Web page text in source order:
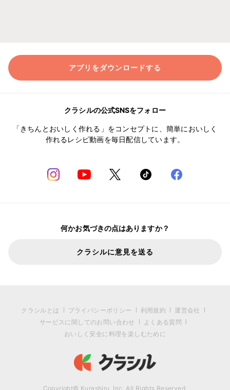
アプリをダウンロードする
クラシルの公式SNSをフォロー
「きちんとおいしく作れる」をコンセプトに、簡単においしく
作れるレシピ動画を毎日配信しています。
何かお気づきの点はありますか？
クラシルに意見を送る
クラシルとは プライバシーポリシー 利用規約
運営会社
サービスに関してのお問い合わせ
よくある質問
おいしく安全に料理を楽しむために
Copyright© Kurashiru, Inc. All Rights Reserved.